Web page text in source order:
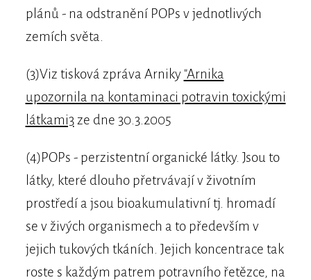
plánů - na odstranění POPs v jednotlivých
zemích světa.
(3)Viz tisková zpráva Arniky "Arnika
upozornila na kontaminaci potravin toxickými
látkami3ze dne 30.3.2005
(4)POPs - perzistentní organické látky. Jsou to
látky, které dlouho přetrvávají v životním
prostředí a jsou bioakumulativní tj. hromadí
se v živých organismech a to především v
jejich tukových tkáních. Jejich koncentrace tak
roste s každým patrem potravního řetězce, na